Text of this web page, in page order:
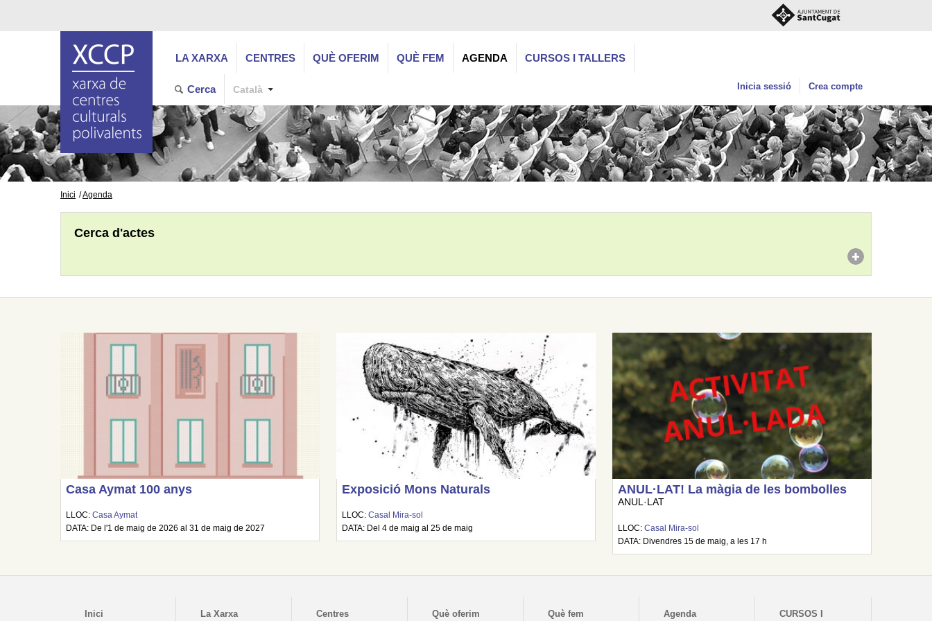
LA XARXA CENTRES QUÈ OFERIM QUÈ FEM AGENDA CURSOS I TALLERS
Cerca Català Inicia sessió Crea compte
Inici Agenda
Cerca d'actes
Casa Aymat 100 anys
LLOC:Casa Aymat
DATA: De l'1 de maig de 2026 al 31 de maig de 2027
Exposició Mons Naturals
LLOC:Casal Mira-sol
DATA: Del 4 de maig al 25 de maig
ANUL·LAT! La màgia de les bombolles
ANUL·LAT
LLOC:Casal Mira-sol
DATA: Divendres 15 de maig, a les 17 h
Inici La Xarxa Centres Què oferim Què fem Agenda CURSOS I